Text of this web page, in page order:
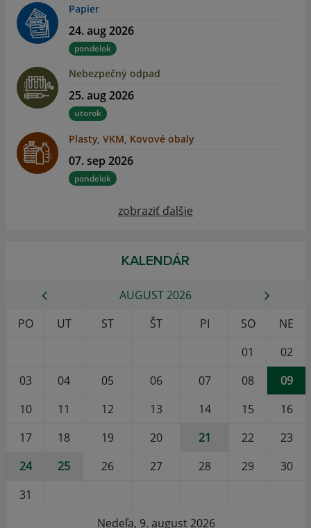
Papier
24. aug 2026
pondelok
Nebezpečný odpad
25. aug 2026
utorok
Plasty, VKM, Kovové obaly
07. sep 2026
pondelok
zobraziť ďalšie
KALENDÁR
AUGUST 2026
PO
UT ST ŠT PI SO
NE
01
02
03
04 05 06 07 08
09
10
11 12 13 14 15
16
17
18 19 20 21 22
23
24
25 26 27 28 29
30
31
Nedeľa, 9. august 2026